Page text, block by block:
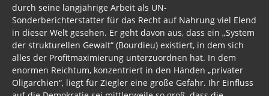
Hörbücher
Trump, Putin, Xi und die Fliehkräfte
Tod der Tartarie
Wikileaks Daten
durch seine langjährige Arbeit als UN-
Sonderberichterstatter für das Recht auf Nahrung viel Elend
in dieser Welt gesehen. Er geht davon aus, dass ein „System
der strukturellen Gewalt“ (Bourdieu) existiert, in dem sich
alles der Profitmaximierung unterzuordnen hat. In dem
enormen Reichtum, konzentriert in den Händen „privater
Oligarchien“, liegt für Ziegler eine große Gefahr. Ihr Einfluss